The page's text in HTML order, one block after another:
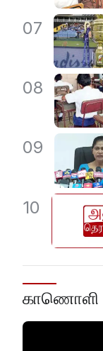
07
08
09
10
காணொளி